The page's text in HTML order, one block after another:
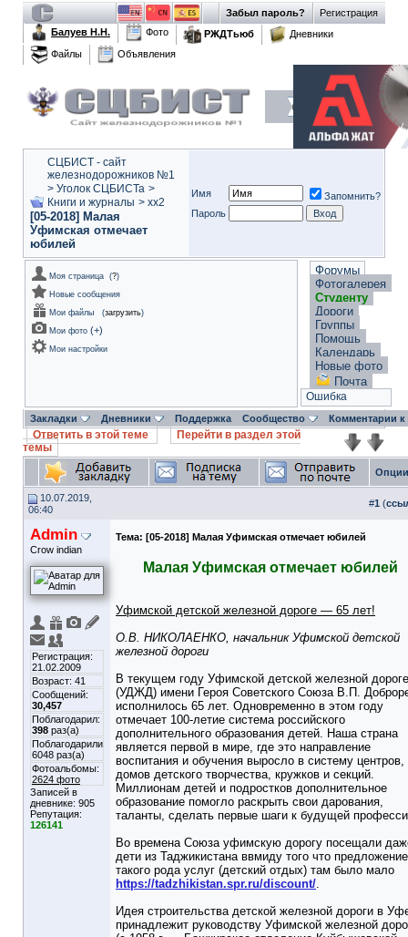
Регистрация
Забыл пароль?
Балуев Н.Н.
Фото РЖДТьюб
Дневники
Файлы
Объявления
СЦБИСТ - сайт
железнодорожников №1
> Уголок СЦБИСТа >
Книги и журналы > xx2
[05-2018] Малая
Уфимская отмечает
юбилей
Имя
Запомнить?
Пароль
Моя страница (?)
Новые сообщения
Мои файлы
(загрузить)
Мои фото (+)
Мои настройки
Форумы
Фотогалерея
Студенту
Дороги
Группы
Помощь
Календарь
Новые фото
Почта
Ошибка
Закладки Дневники Поддержка Сообщество Комментарии
Ответить в этой теме
Перейти в раздел этой
темы
10.07.2019,
06:40
#1 (
Admin
Crow indian
Регистрация:
21.02.2009
Возраст: 41
Сообщений:
30,457
Поблагодарил:
398 раз(а)
Поблагодарили
6048 раз(а)
Фотоальбомы:
2624 фото
Записей в
дневнике: 905
Репутация:
126141
Тема: [05-2018] Малая Уфимская отмечает юбилей
Малая Уфимская отмечает юбилей
Уфимской детской железной дороге — 65 лет!
O.B. НИКОЛАЕНКО, начальник Уфимской детской
железной дороги
В текущем году Уфимской детской железной дороге
(УДЖД) имени Героя Советского Союза В.П.
исполнилось 65 лет. Одновременно в этом году
отмечает 100-летие система российского
дополнительного образования детей. Наша страна
является первой в мире, где это направление
воспитания и обучения выросло в систему центров,
домов детского творчества, кружков и секций.
Миллионам детей и подростков дополнительное
образование помогло раскрыть свои дарования,
таланты, сделать первые шаги к будущей
Во времена Союза уфимскую дорогу посещали
дети из Таджикистана ввмиду того что предложение
такого рода услуг (детский отдых) там было мало
https://tadzhikistan.spr.ru/discount/.
Идея строительства детской железной дороги в
принадлежит руководству Уфимской железной